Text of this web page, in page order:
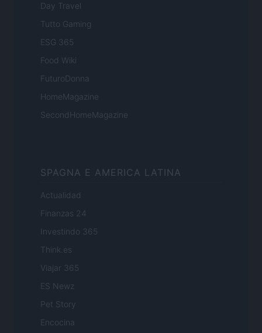
Day Travel
Tutto Gaming
ESG 365
Food Wiki
FuturoDonna
HomeMagazine
SecondHomeMagazine
SPAGNA E AMERICA LATINA
Actualidad
Finanzas 24
Investindo 365
Think.es
Viajar 365
ES Newz
Pet Story
Encocina